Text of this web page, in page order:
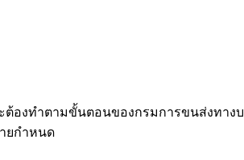
องทำตามขั้นตอนของกรมการขนส่งทาง
ยกำหนด